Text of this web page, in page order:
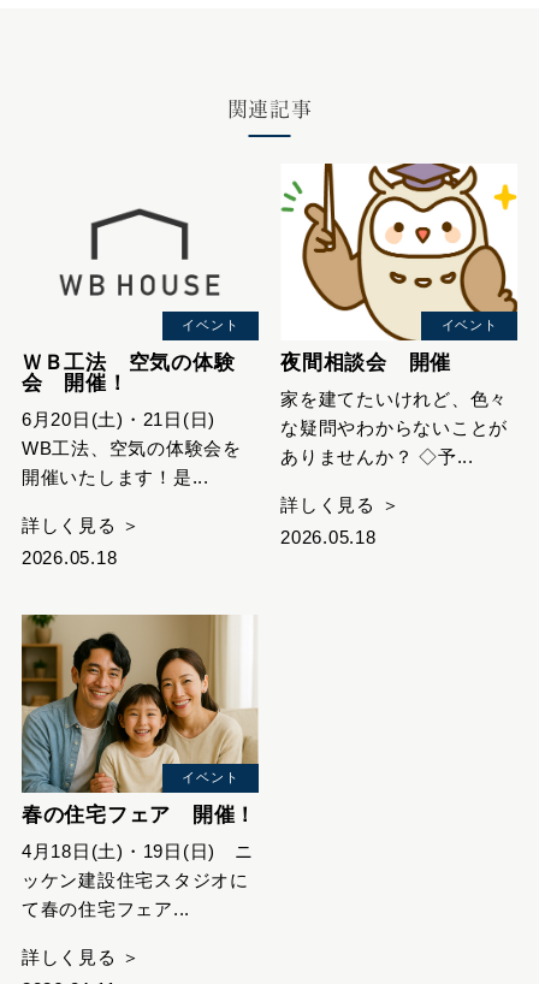
関連記事
イベント
ＷＢ工法 空気の体験
会 開催！
6月20日(土)・21日(日)
WB工法、空気の体験会を
開催いたします！是...
詳しく見る ＞
2026.05.18
イベント
夜間相談会 開催
家を建てたいけれど、色々
な疑問やわからないことが
ありませんか？ ◇予...
詳しく見る ＞
2026.05.18
イベント
春の住宅フェア 開催！
4月18日(土)・19日(日) ニ
ッケン建設住宅スタジオに
て春の住宅フェア...
詳しく見る ＞